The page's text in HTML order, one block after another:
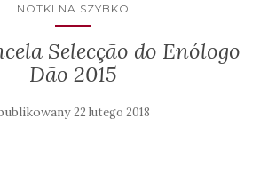
NOTKI NA SZYBKO
Selecção do Enólogo
Dão 2015
22 lutego 2018